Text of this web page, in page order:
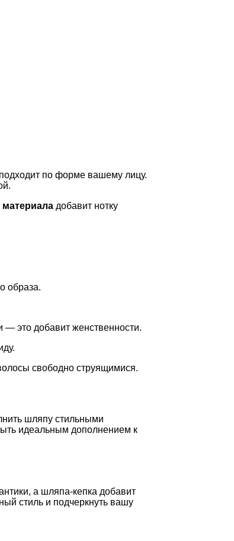
по форме вашему лицу.
материала добавит нотку
образа.
— это добавит женственности.
свободно струящимися.
шляпу стильными
идеальным дополнением к
а шляпа-кепка добавит
стиль и подчеркнуть вашу